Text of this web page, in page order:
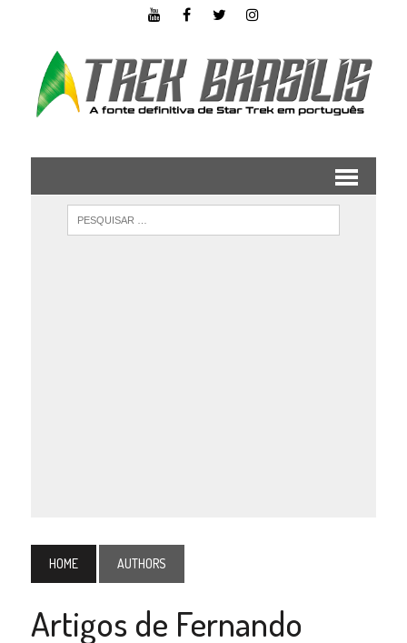
HOME AUTHORS
Artigos de Fernando